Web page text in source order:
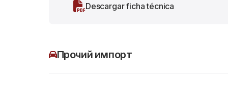
Descargar ficha técnica
Прочий импорт